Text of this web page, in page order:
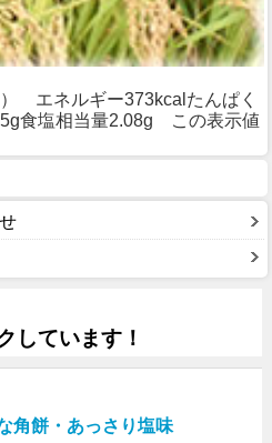
エネルギー373kcalたんぱく
食塩相当量2.08g この表示値
しています！
角餅・あっさり塩味